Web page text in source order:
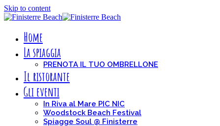
Skip to content
Home
La spiaggia
PRENOTA IL TUO OMBRELLONE
Il ristorante
Gli eventi
In Riva al Mare PIC NIC
Woodstock Beach Festival
Spiagge Soul @ Finisterre